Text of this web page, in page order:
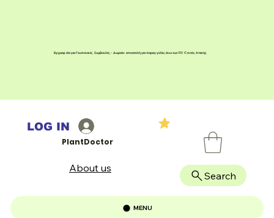
Εγγραφείτε για Γεωπονικές Συμβουλές - Δωρεάν αποστολή για παραγγελίες άνω των 100 € εντός Αττικής
PlantDoctor
Search
MENU
LOG IN
About us